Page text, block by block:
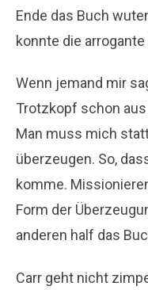
Ende das Buch
konnte die
Wenn jemand mir
Trotzkopf schon aus
Man muss mich
überzeugen. So,
komme.
Form der
anderen half das
Carr geht nicht